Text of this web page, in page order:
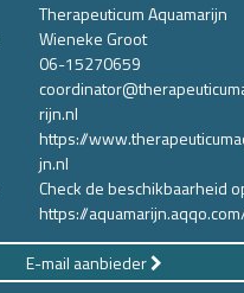
Therapeuticum Aquamarijn
Wieneke Groot
06-15270659
rijn.nl
https://
jn.nl
Check de beschikbaarheid
https://
E-mail aanbieder